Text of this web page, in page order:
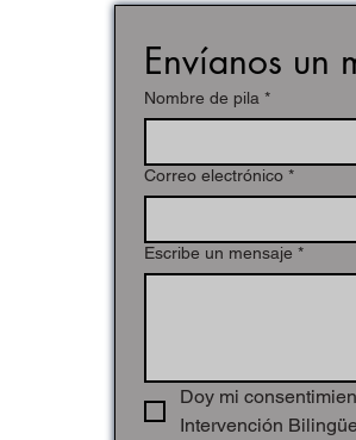
Envíanos un
Nombre de pila *
Correo electrónico *
Escribe un mensaje *
Doy mi
Intervención Bilingüe